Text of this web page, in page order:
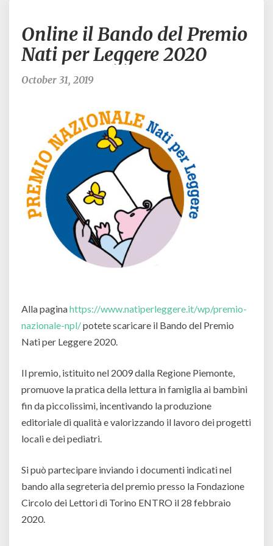
il
Bando
del
Leggere
2020
Online il Bando del Premio
Nati per Leggere 2020
October 31, 2019
Alla paginahttps://www.natiperleggere.it/wp/premio-
nazionale-npl/potete scaricare il Bando del Premio
Nati per Leggere 2020.
Il premio, istituito nel 2009 dalla Regione Piemonte,
promuove la pratica della lettura in famiglia ai bambini
fin da piccolissimi, incentivando la produzione
editoriale di qualità e valorizzando il lavoro dei progetti
locali e dei pediatri.
Si può partecipare inviando i documenti indicati nel
bando alla segreteria del premio presso la Fondazione
Circolo dei Lettori di Torino ENTRO il 28 febbraio
2020.